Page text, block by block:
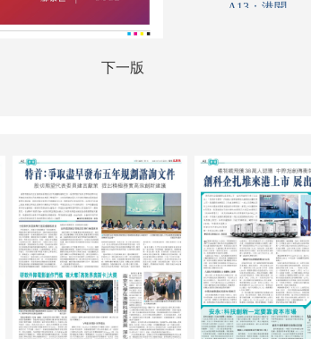
下一版
A13：港聞
A18：國際專題
A19：國際
A20：國際
B01：財經
B02：廣告